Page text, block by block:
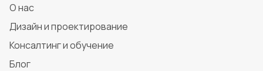
О нас
Дизайн и проектирование
Консалтинг и обучение
Блог